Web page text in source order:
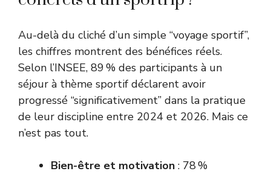
Au-delà du cliché d’un simple “voyage sportif”,
les chiffres montrent des bénéfices réels.
Selon l’INSEE, 89 % des participants à un
séjour à thème sportif déclarent avoir
progressé “significativement” dans la pratique
de leur discipline entre 2024 et 2026. Mais ce
n’est pas tout.
Bien-être et motivation : 78 %